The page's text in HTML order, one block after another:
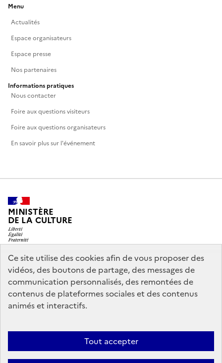
Ce site utilise des cookies afin de vous proposer des
vidéos, des boutons de partage, des messages de
communication personnalisés, des remontées de
contenus de plateformes sociales et des contenus
animés et interactifs.
Tout accepter
Menu
Actualités
Espace organisateurs
Espace presse
Nos partenaires
Informations pratiques
Nous contacter
Foire aux questions visiteurs
Foire aux questions organisateurs
En savoir plus sur l'événement
MINISTÈRE
DE LA CULTURE
legifrance.gouv.fr
info.gouv.fr
service-public.gouv.fr
data.gouv.fr
Mentions légales
conforme
Politique d’utilisation des témoins de connexion